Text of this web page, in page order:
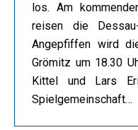
los. Am
reisen die
Angepfiffen wird
Grömitz um 18.30
Kittel und Lars
Spielgemeinschaft…